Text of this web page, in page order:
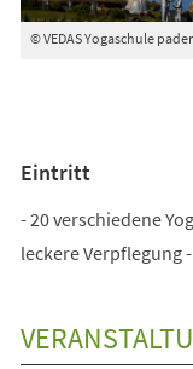
© VEDAS Yogaschule
Eintritt
- 20 verschiedene
leckere Verpflegung -